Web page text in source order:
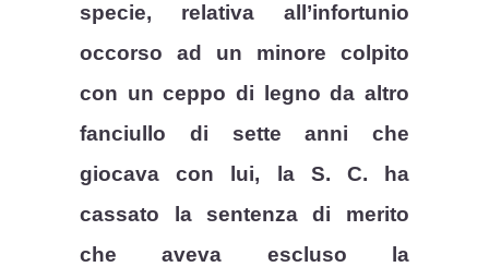
specie, relativa all’infortunio
occorso ad un minore colpito
con un ceppo di legno da altro
fanciullo di sette anni che
giocava con lui, la S. C. ha
cassato la sentenza di merito
che aveva escluso la